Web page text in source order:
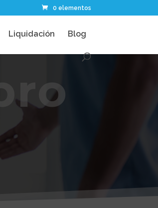
0 elementos
Liquidación Blog